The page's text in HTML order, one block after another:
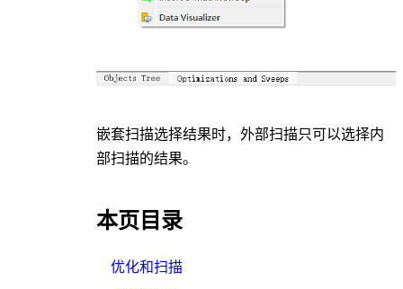
嵌套扫描选择结果时，外部扫描只可以选择内
部扫描的结果。
本页目录
优化和扫描